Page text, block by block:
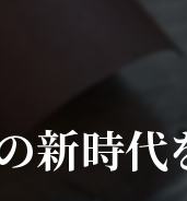
新時代